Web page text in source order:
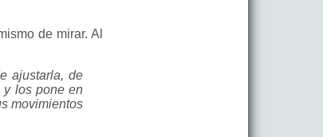
de mirar. Al
ajustarla, de
y los pone en
movimientos